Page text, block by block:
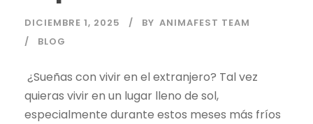
DICIEMBRE 1, 2025 BY ANIMAFEST TEAM
BLOG
¿Sueñas con vivir en el extranjero? Tal vez
quieras vivir en un lugar lleno de sol,
especialmente durante estos meses más fríos